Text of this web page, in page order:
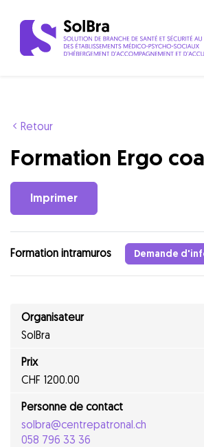
Retour
Formation Ergo
Imprimer
Formation intramuros Demande
Organisateur
SolBra
Prix
CHF 1200.00
Personne de contact
solbra@centrepatronal.ch
058 796 33 36